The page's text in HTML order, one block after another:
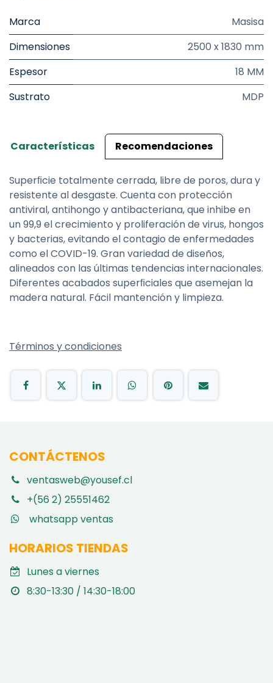
Marca
Masisa
Dimensiones
2500 x 1830 mm
Espesor
18 MM
Sustrato
MDP
Características Recomendaciones
Superﬁcie totalmente cerrada, libre de poros, dura y
resistente al desgaste. Cuenta con protección
antiviral, antihongo y antibacteriana, que inhibe en
un 99,9 el crecimiento y proliferación de virus, hongos
y bacterias, evitando el contagio de enfermedades
como el COVID-19. Gran variedad de diseños,
alineados con las últimas tendencias internacionales.
Diferentes acabados superﬁciales que asemejan la
madera natural. Fácil mantención y limpieza.
Términos y condiciones
CONTÁCTENOS
ventasweb@yousef.cl
+(56 2) 25551462
whatsapp ventas
HORARIOS TIENDAS
Lunes a viernes
8:30-13:30 / 14:30-18:00